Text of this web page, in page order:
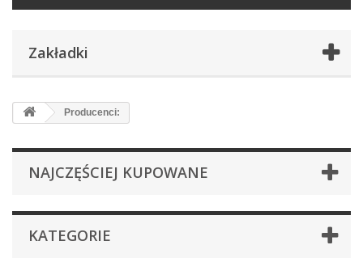
Zakładki
Producenci:
NAJCZĘŚCIEJ KUPOWANE
KATEGORIE